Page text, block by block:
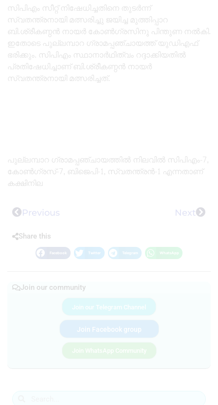
സിപിഎം സീറ്റ് നിഷേധിച്ചതിനെ തുടർന്ന്
സ്വതന്ത്രനായി മത്സരിച്ചു ജയിച്ച മുത്തിപ്പാറ
ബി.ശ്രീകണ്ഠൻ നായർ കോൺഗ്രസിനു പിന്തുണ നൽകി.
ഇതോടെ പുല്ലമ്പാറ ഗ്രാമപ്പഞ്ചായത്ത് യുഡിഎഫ്
ഭരിക്കും. സിപിഎം സ്ഥാനാർഥിത്വം റദ്ദാക്കിയതിൽ
പ്രതിഷേധിച്ചാണ് ബി.ശ്രീകണ്ഠൻ നായർ
സ്വതന്ത്രനായി മത്സരിച്ചത്.
പുല്ലമ്പാറ ഗ്രാമപ്പഞ്ചായത്തിൽ നിലവിൽ സിപിഎം-7,
കോൺഗ്രസ്-7, ബിജെപി-1, സ്വതന്ത്രൻ-1 എന്നതാണ്
കക്ഷിനില
Previous Next
Share this
Facebook Twitter Telegram WhatsApp
Join our community
Join our Telegram Channel
Join Facebook group
Join WhatsApp Community